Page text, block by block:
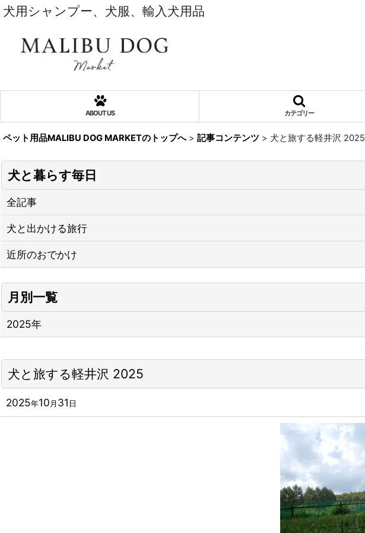
犬用シャンプー、犬服、輸入犬用品
ABOUT US カテゴリー
ペット用品MALIBU DOG MARKETのトップへ > 記事コンテンツ > 犬と旅する軽井沢 2025
犬と旅する軽井沢 2025
2025年10 月31 日
犬と暮らす毎日
全記事
犬と出かける旅行
近所のおでかけ
月別一覧
2025年